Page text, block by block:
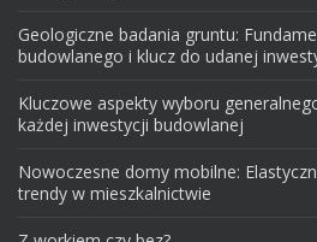
Geologiczne badania gruntu:
budowlanego i klucz do udanej
Kluczowe aspekty wyboru
każdej inwestycji budowlanej
Nowoczesne domy mobilne:
trendy w mieszkalnictwie